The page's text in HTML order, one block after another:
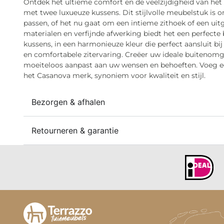
Ontdek het ultieme comfort en de veelzijdigheid van
met twee luxueuze kussens. Dit stijlvolle meubelstuk is
passen, of het nu gaat om een intieme zithoek of een
materialen en verfijnde afwerking biedt het een
kussens, in een harmonieuze kleur die perfect aansluit
en comfortabele zitervaring. Creëer uw ideale
moeiteloos aanpast aan uw wensen en behoeften.
het Casanova merk, synoniem voor kwaliteit en stijl.
Bezorgen & afhalen
Retourneren & garantie